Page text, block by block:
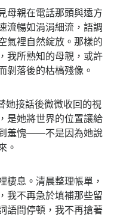
親在電話那頭與遠方
流暢如涓涓細流，語調
氣裡自然綻放。那樣的
所熟知的母親，或許
剝落後的枯槁殘像。
接話後微微收回的視
是她將世界的位置讓給
羞愧——不是因為她說
。
息。清晨整理帳單，
我不再急於填補那些留
語間停頓，我不再搶著